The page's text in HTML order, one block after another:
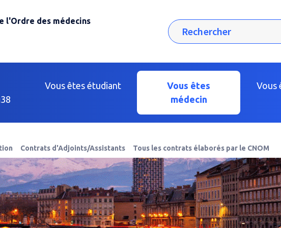
l'Ordre des médecins Rechercher
Vous êtes étudiant
Vous êtes
médecin
Vous
Contrats d'Adjoints/Assistants Tous les contrats élaborés par le CNOM